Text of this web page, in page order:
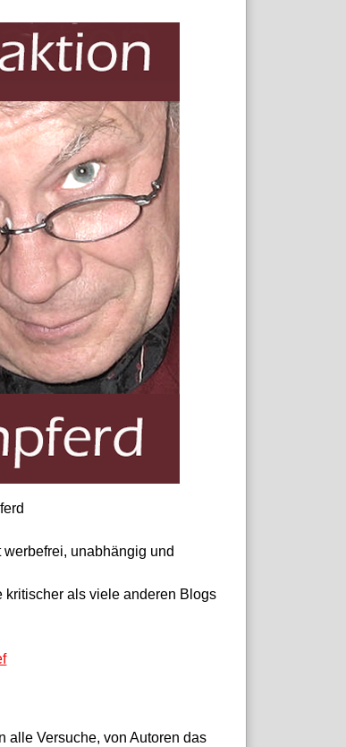
unabhängig und
kritischer als viele anderen Blogs
alle Versuche, von Autoren das